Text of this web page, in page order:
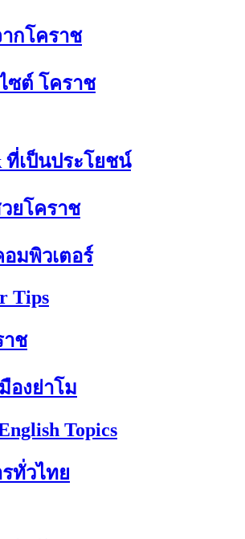
กโคราช
ซต์ โคราช
ที่เป็นประโยชน์
ยโคราช
มพิวเตอร์
Tips
าช
องย่าโม
Topics
ทั่วไทย